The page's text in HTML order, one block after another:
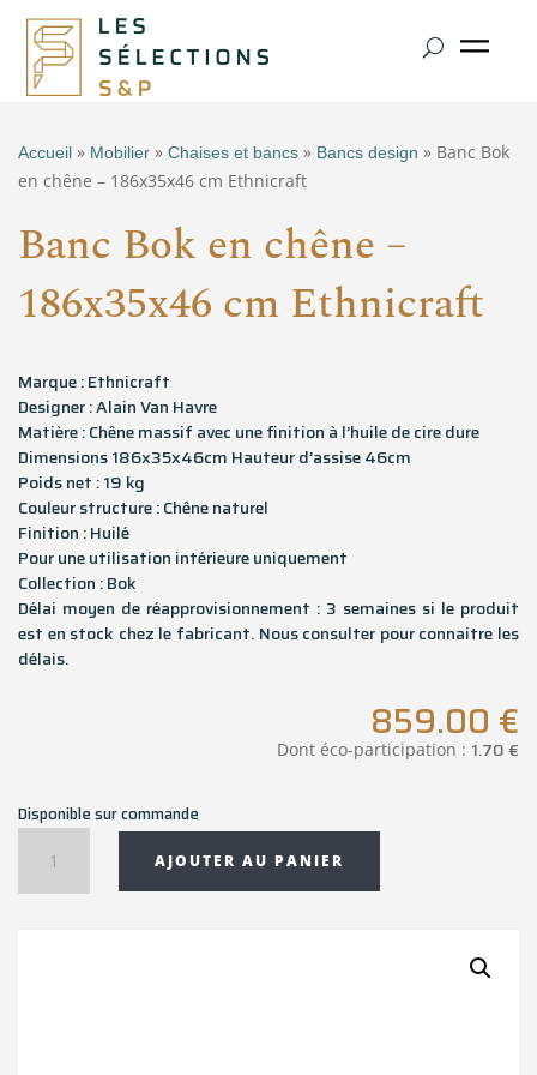
Accueil » Mobilier » Chaises et bancs » Bancs design » Banc Bok
en chêne – 186x35x46 cm Ethnicraft
Banc Bok en chêne –
186x35x46 cm Ethnicraft
Marque : Ethnicraft
Designer : Alain Van Havre
Matière : Chêne massif avec une finition à l’huile de cire dure
Dimensions 186x35x46cm Hauteur d’assise 46cm
Poids net : 19 kg
Couleur structure : Chêne naturel
Finition : Huilé
Pour une utilisation intérieure uniquement
Collection : Bok
Délai moyen de réapprovisionnement : 3 semaines si le produit
est en stock chez le fabricant. Nous consulter pour connaitre les
délais.
859.00 €
Dont éco-participation : 1.70€
Disponible sur commande
Banc
AJOUTER AU PANIER